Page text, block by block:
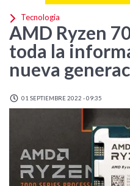
Tecnologia
AMD Ryzen
toda la
nueva
01 SEPTIEMBRE 2022 - 09:35